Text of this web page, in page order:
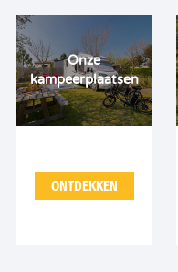
Onze
kampeerplaatsen
ONTDEKKEN